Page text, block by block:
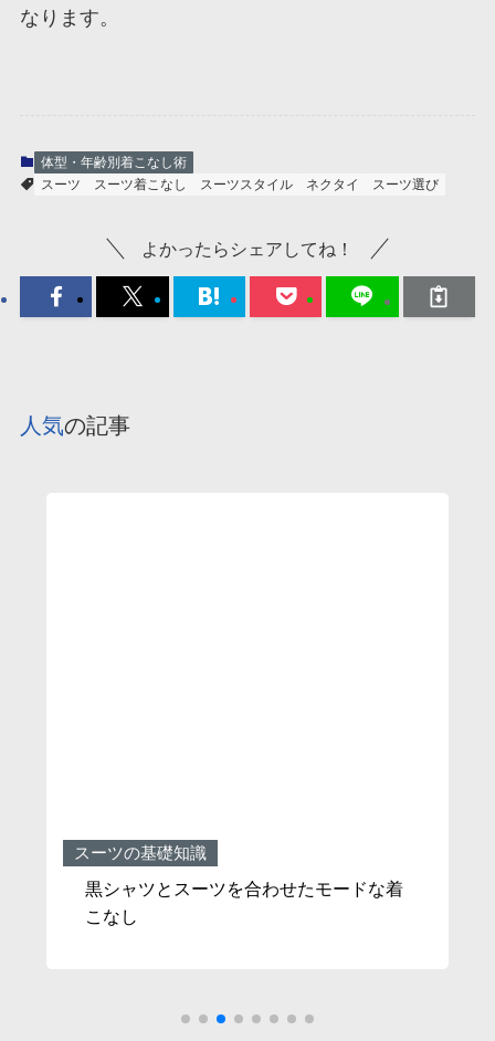
なります。
体型・年齢別着こなし術
スーツ
スーツ着こなし スーツスタイル ネクタイ スーツ選び
よかったらシェアしてね！
人気の記事
スーツの基礎知識
黒シャツとスーツを合わせたモードな着
こなし